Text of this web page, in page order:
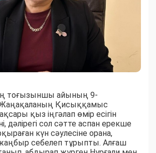
тоғызыншы айының 9-
Қисыққамыс
қыз іңгәлап өмір есігін
дәлірегі сол сәтте аспан ерекше
күн сәулесіне орана,
себелеп тұрыпты. Алғаш